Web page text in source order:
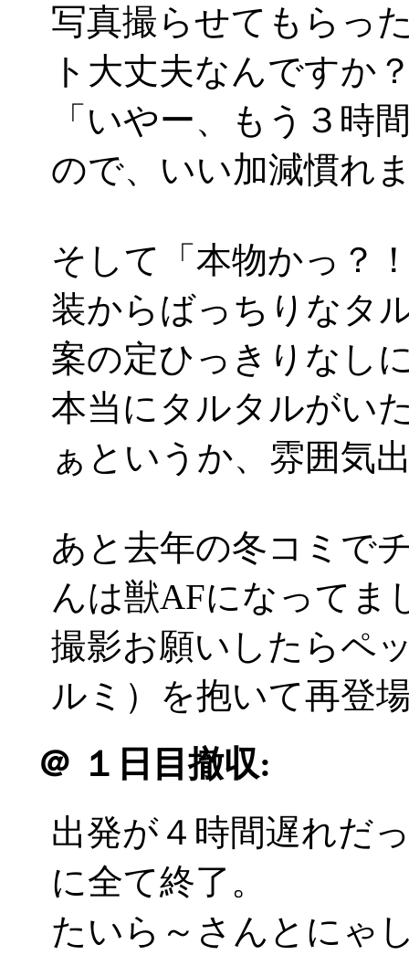
写真撮らせてもらっ
ト大丈夫なんですか
「いやー、もう３時
ので、いい加減慣れ
そして「本物かっ？
装からばっちりなタ
案の定ひっきりなし
本当にタルタルがい
ぁというか、雰囲気
あと去年の冬コミで
んは獣AFになってま
撮影お願いしたらペ
ルミ）を抱いて再登
＠ １日目撤収:
出発が４時間遅れだ
に全て終了。
たいら～さんとにゃ